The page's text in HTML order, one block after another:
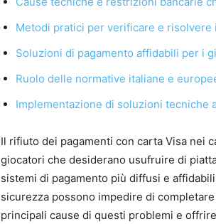
Metodi pratici per verificare e risolvere
Soluzioni di pagamento affidabili per i
Ruolo delle normative italiane e
Implementazione di soluzioni tecniche
Il rifiuto dei pagamenti con carta Visa nei
giocatori che desiderano usufruire di
sistemi di pagamento più diffusi e
sicurezza possono impedire di
principali cause di questi problemi e